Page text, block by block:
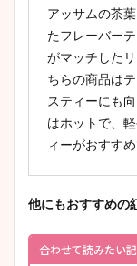
アッサムの茶
たフレーバー
がマッチした
ちらの商品は
スティーにも
はホットで、
ィーがおすすめ
他にもおすすめの
合わせて読みたい